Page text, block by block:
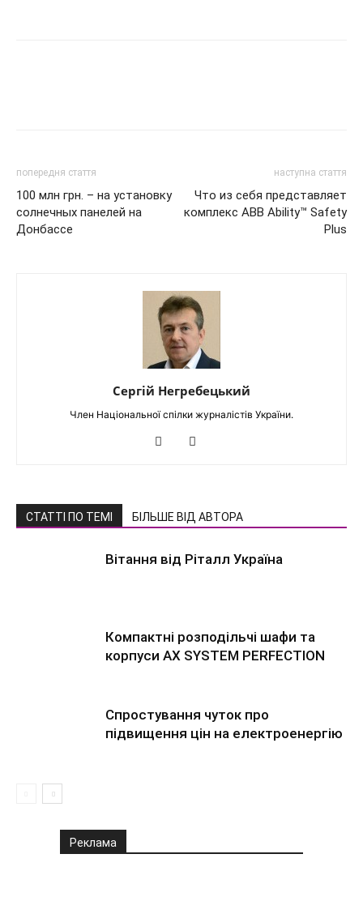
попередня стаття
100 млн грн. – на установку
солнечных панелей на
Донбассе
наступна стаття
Что из себя представляет
комплекс ABB Ability™ Safety
Plus
Сергій Негребецький
Член Національної спілки журналістів України.
СТАТТІ ПО ТЕМІ БІЛЬШЕ ВІД АВТОРА
Вітання від Ріталл Україна
Компактні розподільчі шафи та
корпуси AX SYSTEM PERFECTION
Спростування чуток про
підвищення цін на електроенергію
Реклама